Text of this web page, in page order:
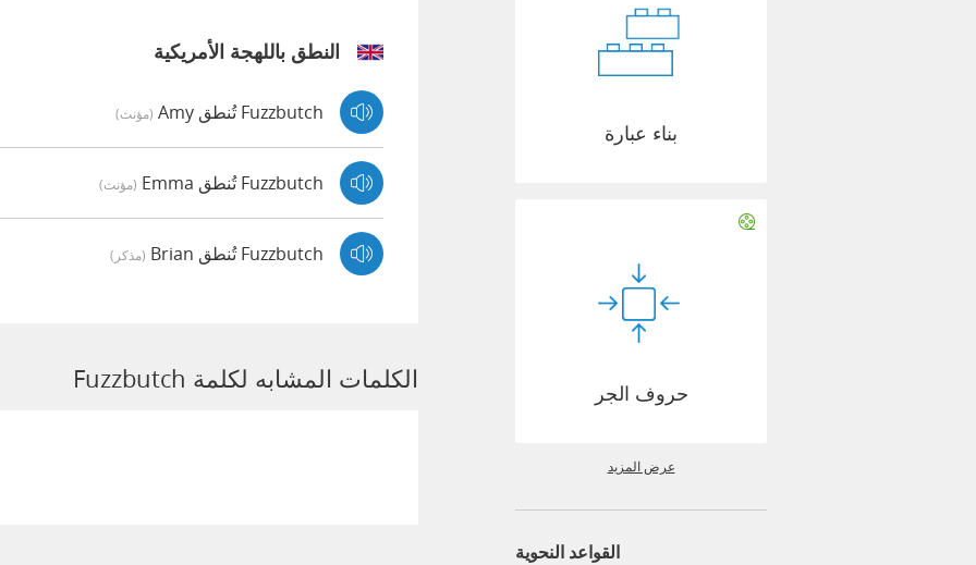
النطق باللهجة الأمريكية
Fuzzbutch تُنطق Amy (مؤنث)
Fuzzbutch تُنطق Emma (مؤنث)
Fuzzbutch تُنطق Brian (مذكر)
الكلمات المشابه لكلمة Fuzzbutch
بناء عبارة
حروف الجر
عرض المزيد
القواعد النحوية